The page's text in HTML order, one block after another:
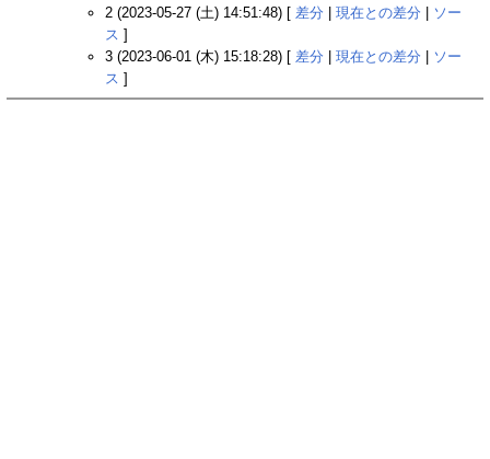
2 (2023-05-27 (土) 14:51:48) [ 差分 現在との差分
ソー
ス ]
3 (2023-06-01 (木) 15:18:28) [ 差分 現在との差分
ソー
ス ]